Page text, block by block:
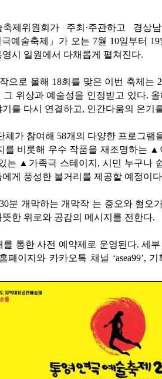
축제위원회가 주최·주관하고 경상
극예술축제」가 오는 7월 10일부터
시 일원에서 다채롭게 펼쳐진다.
으로 올해 18회를 맞은 이번 축제는
그 위상과 예술성을 인정받고 있다.
를 다시 연결하고, 인간다움의 온기
체가 참여해 58개의 다양한 프로그
를 비롯해 우수 작품을 재조명하는
는 ▲가족극 스테이지, 시민 누구나
게 풍성한 볼거리를 제공할 예정이
분 개막하는 개막작 는 증오와 혐오
한 위로와 공감의 메시지를 전한다.
를 통한 사전 예약제로 운영된다. 세
페이지와 카카오톡 채널 ‘asea99’,